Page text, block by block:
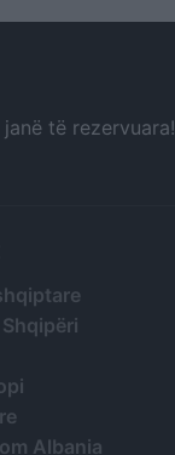
të rezervuara!
Albania